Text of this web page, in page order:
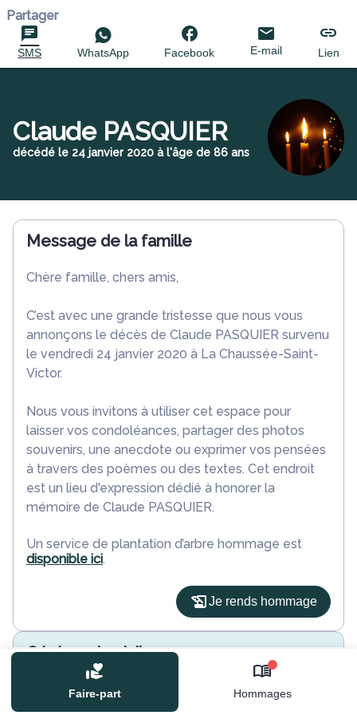
Faire-part Hommages
Partager
SMS WhatsApp Facebook E-mail Lien
Claude PASQUIER
décédé le 24 janvier 2020 à l'âge de 86 ans
Message de la famille
Chère famille, chers amis,
C’est avec une grande tristesse que nous vous
annonçons le décès de Claude PASQUIER survenu
le vendredi 24 janvier 2020 à La Chaussée-Saint-
Victor.
Nous vous invitons à utiliser cet espace pour
laisser vos condoléances, partager des photos
souvenirs, une anecdote ou exprimer vos pensées
à travers des poèmes ou des textes. Cet endroit
est un lieu d'expression dédié à honorer la
mémoire de Claude PASQUIER.
Un service de plantation d’arbre hommage est
disponible ici.
Je rends hommage
Cérémonie civile
mardi 28 janvier 2020 à 11h00
Information indisponible